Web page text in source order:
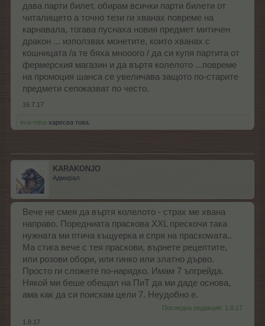
дава парти билет, обирам всички парти билети от
читалището а точно тези ги хванах повреме на
карнавала, тогава пуснаха новия предмет митичен
дракон ... използвах монетите, които хванах с
кошницата /а те бяха мнооого / да си купя партита от
фермерския магазин и да въртя колелото ...повреме
на промоция шанса се увеличава защото по-старите
предмети сепоказват по често.
16.7.17
eva-mina харесва това.
KARAKONJO
Адмирал
Вече не смея да въртя колелото - страх ме хвана
направо. Поредниата праскова XXL прескочи така
нужната ми птича къщуерка и спря на праскоwата..
Ма стига вече с тея праскови, върнете рецептите,
или розови обори, или гинко или златно дърво.
Просто ги сложете по-нарядко. Имам 7 ъпгрейда.
Някой ми беше обещал на ПиТ да ми даде основа,
ама как да си поискам цели 7. Неудобно е.
Последна редакция: 1.8.17
1.8.17